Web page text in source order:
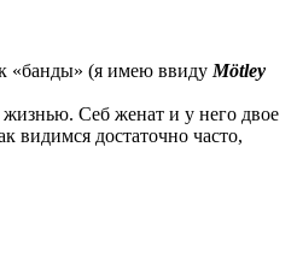
«банды» (я имею ввиду Mötley
Себ женат и у него двое
видимся достаточно часто,